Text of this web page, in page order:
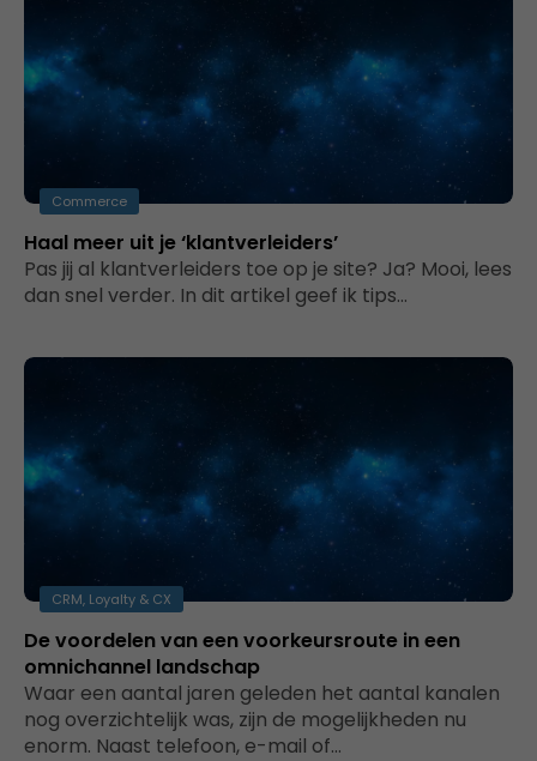
Commerce
Haal meer uit je ‘klantverleiders’
Pas jij al klantverleiders toe op je site? Ja? Mooi, lees
dan snel verder. In dit artikel geef ik tips…
CRM, Loyalty & CX
De voordelen van een voorkeursroute in een
omnichannel landschap
Waar een aantal jaren geleden het aantal kanalen
nog overzichtelijk was, zijn de mogelijkheden nu
enorm. Naast telefoon, e-mail of…